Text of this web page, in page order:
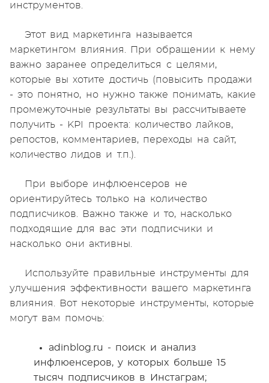
инструментов.
Этот вид маркетинга называется
маркетингом влияния. При обращении к нему
важно заранее определиться с целями,
которые вы хотите достичь (повысить продажи
- это понятно, но нужно также понимать, какие
промежуточные результаты вы рассчитываете
получить - KPI проекта: количество лайков,
репостов, комментариев, переходы на сайт,
количество лидов и т.п.).
При выборе инфлюенсеров не
ориентируйтесь только на количество
подписчиков. Важно также и то, насколько
подходящие для вас эти подписчики и
насколько они активны.
Используйте правильные инструменты для
улучшения эффективности вашего маркетинга
влияния. Вот некоторые инструменты, которые
могут вам помочь:
adinblog.ru - поиск и анализ
инфлюенсеров, у которых больше 15
тысяч подписчиков в Инстаграм;